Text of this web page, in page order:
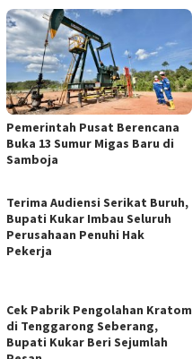
Pemerintah Pusat Berencana
Buka 13 Sumur Migas Baru di
Samboja
Terima Audiensi Serikat Buruh,
Bupati Kukar Imbau Seluruh
Perusahaan Penuhi Hak
Pekerja
Cek Pabrik Pengolahan Kratom
di Tenggarong Seberang,
Bupati Kukar Beri Sejumlah